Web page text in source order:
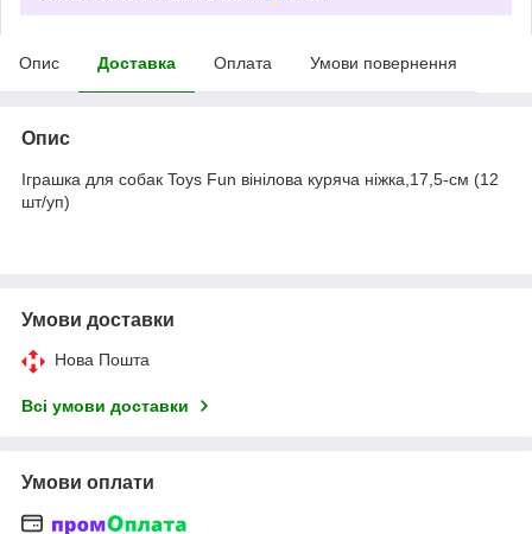
Опис Доставка Оплата Умови повернення
Опис
Іграшка для собак Toys Fun вінілова куряча ніжка,17,5-см (12
шт/уп)
Умови доставки
Нова Пошта
Всі умови доставки
Умови оплати